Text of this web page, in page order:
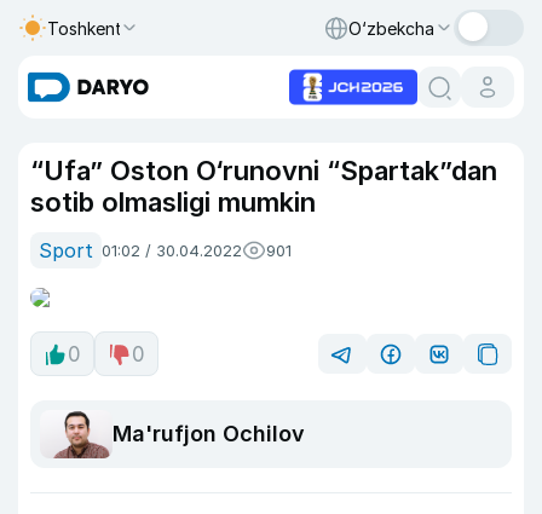
Toshkent O‘zbekcha
“Ufa” Oston O‘runovni “Spartak”dan
sotib olmasligi mumkin
Sport 01:02 / 30.04.2022 901
0 0
Ma'rufjon Ochilov